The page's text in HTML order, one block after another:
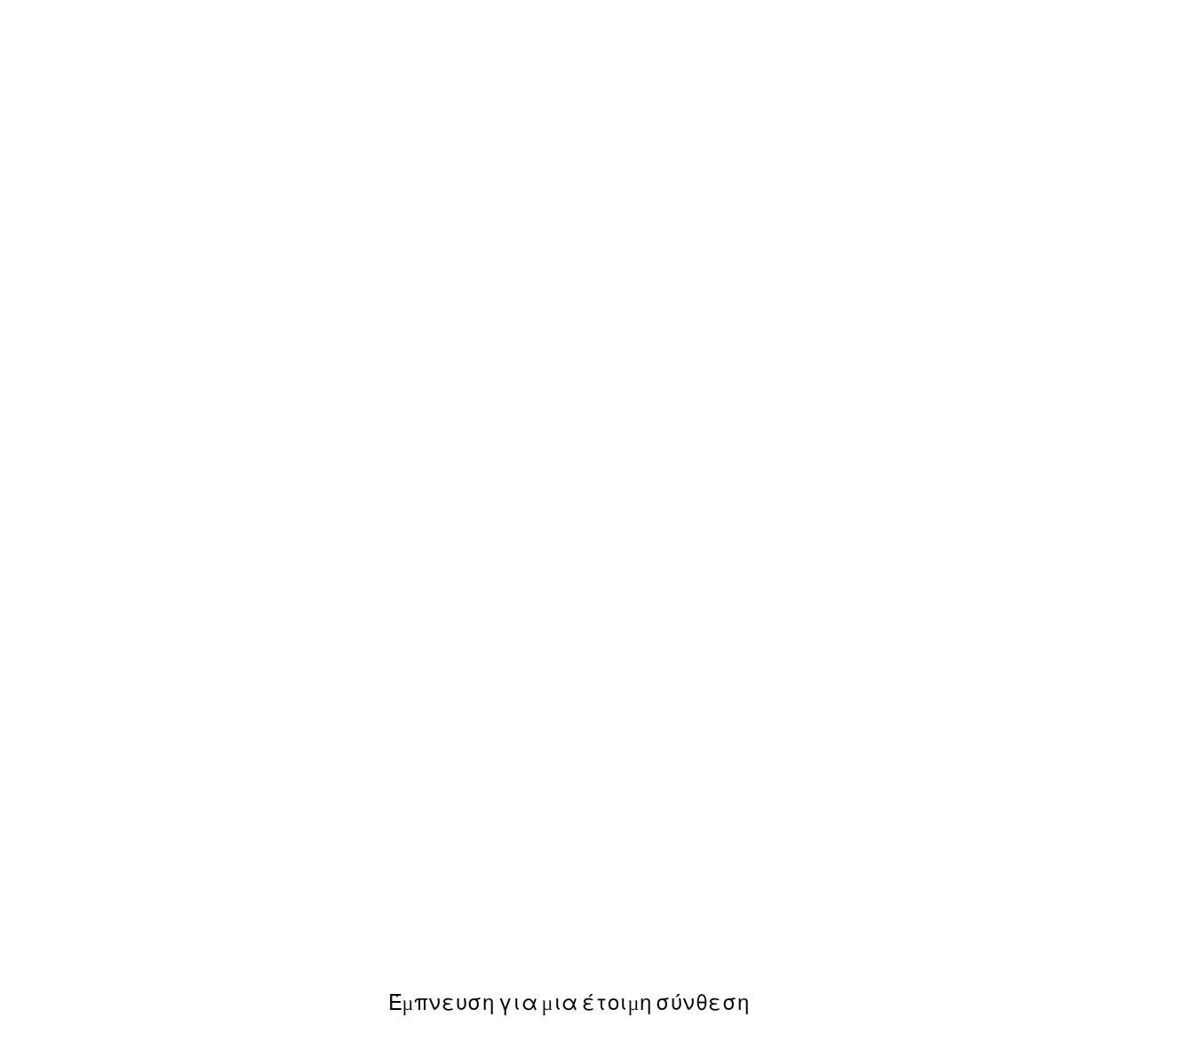
Έμπνευση για μια έτοιμη σύνθεση